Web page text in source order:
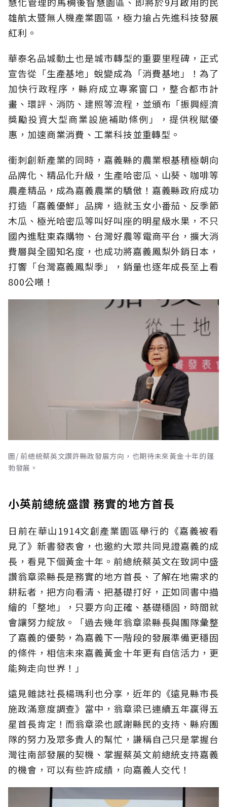
雄航太暨無人機產業園區，極力搶占先進科技發展
紅利。
華泰名品城動土也是城市轉型的重要里程碑，正式
宣告從「生產基地」蛻變成為「消費基地」！為了
加快行政程序，縣府成立專案窗口，整合都市計
畫、環評、消防、建照等流程，並頒布「振興經濟
獎勵投資大型商業設施補助條例」，提供稅賦優
惠，加速商業消費、工業科技並重轉型。
衝刺創新產業的同時，嘉義縣的農業根基積極朝向
品牌化、精品化升級，生產哈密瓜、山葵、咖啡等
農產精品，成為嘉義農業的驕傲！嘉義縣政府成功
打造「嘉義優鮮」品牌，造就玉女小番茄、反季節
木瓜、極光哈密瓜等叫好叫座的明星級水果，不只
國內進駐東森購物、台灣好農等電商平台，擴大消
費層與全國知名度，也成功將嘉義鳳梨外銷日本，
打響「台灣嘉義鳳梨季」，銷量也逐年成長至上看
800公噸！
圖/ 前總統蔡英文讚許縣政發展方向，也期待未來黃金十年的蓬
勃發展。
小英前總統盛讚 務實的地方首長
日前在華山1914文創產業園區舉行的《嘉義被看
見了》新書發表會，也邀約大眾共同見證嘉義的成
長，看見下個黃金十年。前總統蔡英文在致詞中盛
讚翁章梁縣長是務實的地方首長、了解在地需求的
耕耘者，把方向看清、把基礎打好，正如同書中描
繪的「整地」，只要方向正確、基礎穩固，時間就
會讓努力綻放。「過去幾年翁章梁縣長與團隊彙整
了嘉義的優勢，為嘉義下一階段的發展準備更穩固
的條件，相信未來嘉義黃金十年更有自信活力，更
能夠走向世界！」
遠見雜誌社長楊瑪利也分享，近年的《遠見縣市長
施政滿意度調查》當中，翁章梁已連續五年贏得五
星首長肯定！而翁章梁也感謝縣民的支持、縣府團
隊的努力及眾多貴人的幫忙，謙稱自己只是掌握台
灣往南部發展的契機、掌握蔡英文前總統支持嘉義
的機會，可以有些許成績，向嘉義人交代！